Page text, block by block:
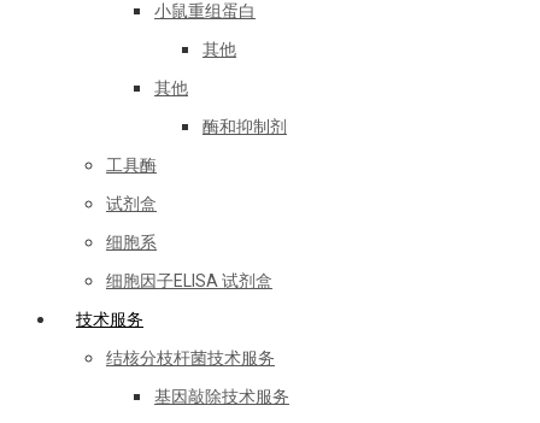
小鼠重组蛋白
其他
其他
酶和抑制剂
工具酶
试剂盒
细胞系
细胞因子ELISA 试剂盒
技术服务
结核分枝杆菌技术服务
基因敲除技术服务